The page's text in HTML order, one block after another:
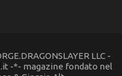
LLC -
-*- magazine fondato nel